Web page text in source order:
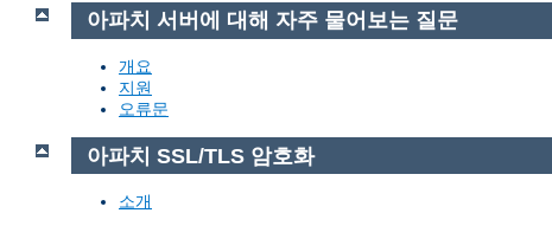
아파치 서버에 대해 자주 물어보는 질문
개요
지원
오류문
아파치 SSL/TLS 암호화
소개